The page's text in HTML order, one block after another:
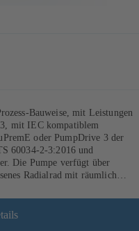
Bauweise, mit Leistungen
mit IEC kompatiblem
oder PumpDrive 3 der
60034-2-3:2016 und
Die Pumpe verfügt über
Radialrad mit räumlich
mit auswechselbarer
ermöglicht eine Demontage